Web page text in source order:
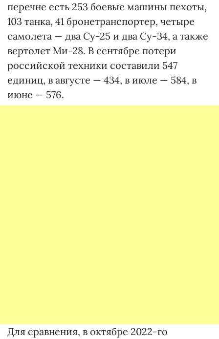
перечне есть 253 боевые машины пехоты,
103 танка, 41 бронетранспортер, четыре
самолета — два Су-25 и два Су-34, а также
вертолет Ми-28. В сентябре потери
российской техники составили 547
единиц, в августе — 434, в июле — 584, в
июне — 576.
Для сравнения, в октябре 2022-го